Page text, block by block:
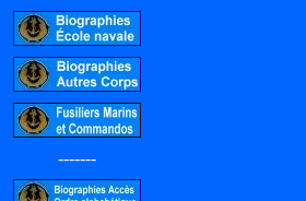
-------